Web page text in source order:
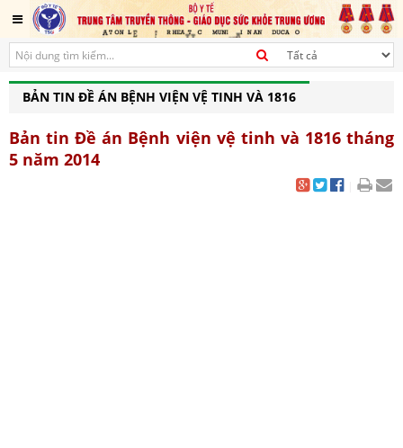
BẢN TIN ĐỀ ÁN BỆNH VIỆN VỆ TINH VÀ 1816
Bản tin Đề án Bệnh viện vệ tinh và 1816 tháng
5 năm 2014